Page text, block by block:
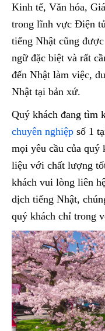
Kinh tế, Văn hóa,
trong lĩnh vực Điện
tiếng Nhật cũng
ngữ đặc biệt và rất
đến Nhật làm việc,
Nhật tại bản xứ.
Quý khách đang tìm
chuyên nghiệp số 1
mọi yêu cầu của quý
liệu với chất lượng
khách vui lòng liên
dịch tiếng Nhật,
quý khách chỉ trong